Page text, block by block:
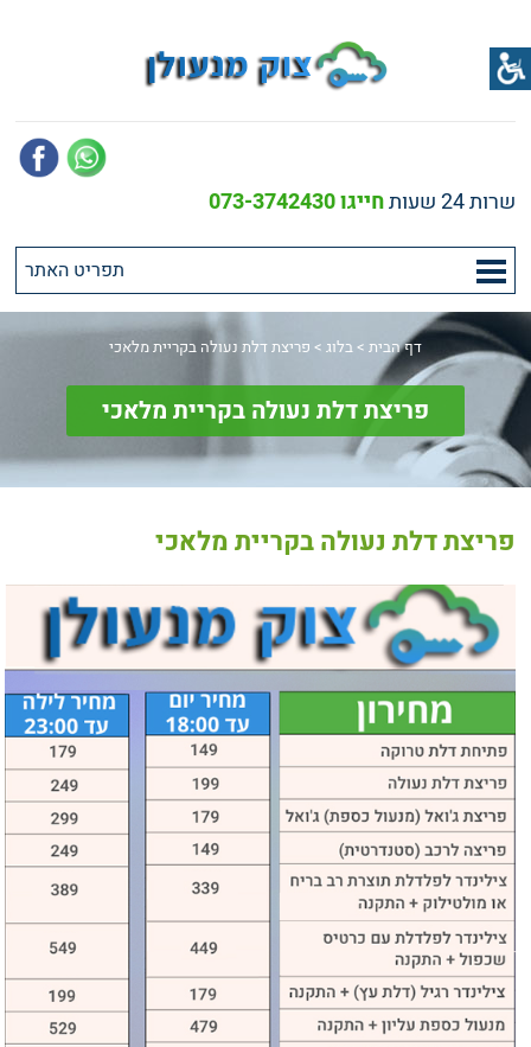
שרות 24 שעות חייגו 073-3742430
דף הבית >בלוג > פריצת דלת נעולה בקריית מלאכי
פריצת דלת נעולה בקריית מלאכי
פריצת דלת נעולה בקריית מלאכי